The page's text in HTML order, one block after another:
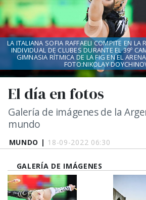
MUNDO | 18-09-2022 06:30
El día en fotos
Galería de imágenes de la
mundo
LA ITALIANA SOFIA RAFFAELI COMPITE EN LA
INDIVIDUAL DE CLUBES DURANTE EL 39º
GIMNASIA RÍTMICA DE LA FIG EN EL
FOTO:NIKOLAY
GALERÍA DE IMÁGENES